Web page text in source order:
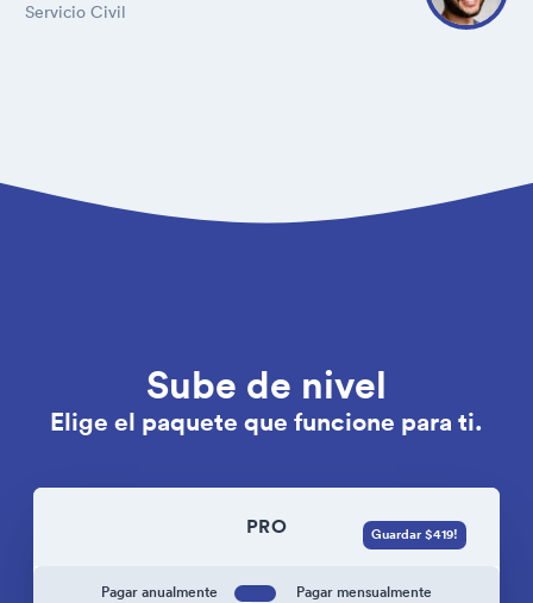
Servicio Civil
Sube de nivel
Elige el paquete que funcione para ti.
PRO
Pagar anualmente Pagar mensualmente
Guardar $419!